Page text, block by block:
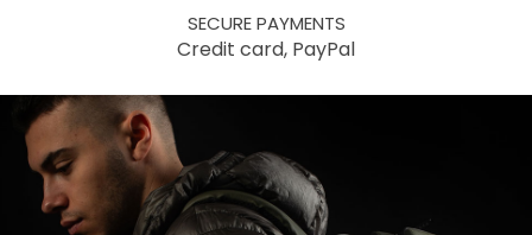
SECURE PAYMENTS
Credit card, PayPal